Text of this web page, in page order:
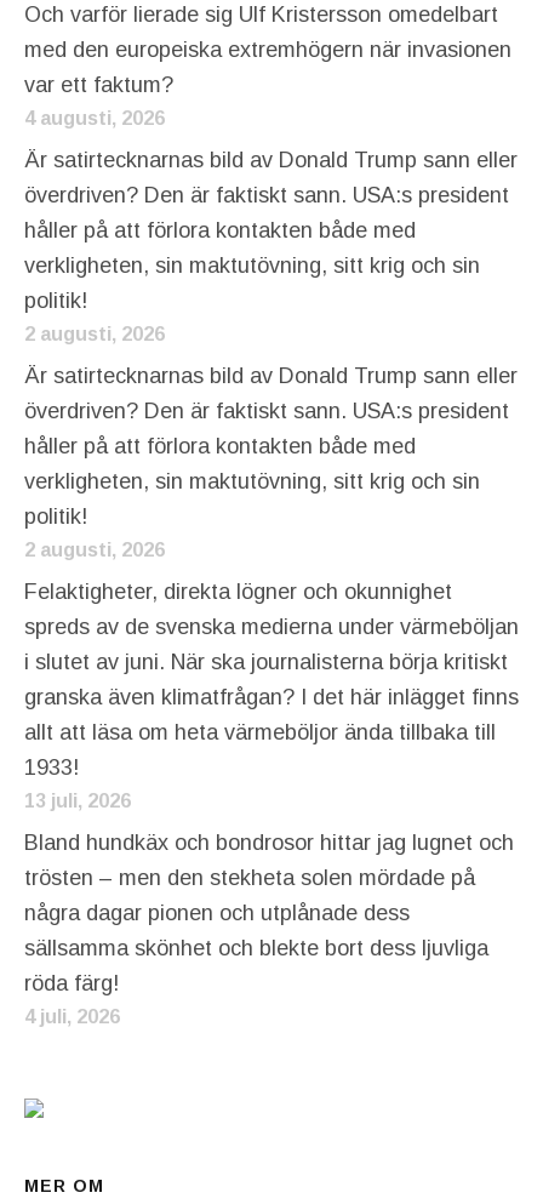
Och varför lierade sig Ulf Kristersson omedelbart
med den europeiska extremhögern när invasionen
var ett faktum?
4 augusti, 2026
Är satirtecknarnas bild av Donald Trump sann eller
överdriven? Den är faktiskt sann. USA:s president
håller på att förlora kontakten både med
verkligheten, sin maktutövning, sitt krig och sin
politik!
2 augusti, 2026
Är satirtecknarnas bild av Donald Trump sann eller
överdriven? Den är faktiskt sann. USA:s president
håller på att förlora kontakten både med
verkligheten, sin maktutövning, sitt krig och sin
politik!
2 augusti, 2026
Felaktigheter, direkta lögner och okunnighet
spreds av de svenska medierna under värmeböljan
i slutet av juni. När ska journalisterna börja kritiskt
granska även klimatfrågan? I det här inlägget finns
allt att läsa om heta värmeböljor ända tillbaka till
1933!
13 juli, 2026
Bland hundkäx och bondrosor hittar jag lugnet och
trösten – men den stekheta solen mördade på
några dagar pionen och utplånade dess
sällsamma skönhet och blekte bort dess ljuvliga
röda färg!
4 juli, 2026
MER OM